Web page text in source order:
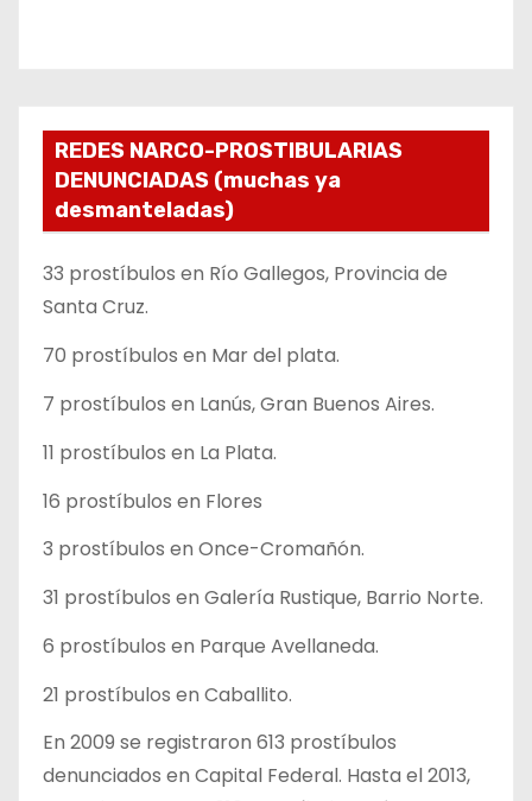
REDES NARCO-PROSTIBULARIAS
DENUNCIADAS (muchas ya
desmanteladas)
33 prostíbulos en Río Gallegos, Provincia de
Santa Cruz.
70 prostíbulos en Mar del plata.
7 prostíbulos en Lanús, Gran Buenos Aires.
11 prostíbulos en La Plata.
16 prostíbulos en Flores
3 prostíbulos en Once-Cromañón.
31 prostíbulos en Galería Rustique, Barrio Norte.
6 prostíbulos en Parque Avellaneda.
21 prostíbulos en Caballito.
En 2009 se registraron 613 prostíbulos
denunciados en Capital Federal. Hasta el 2013,